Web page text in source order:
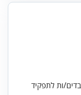
ות לתפקיד